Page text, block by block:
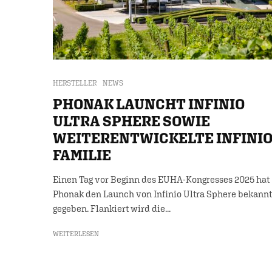
HERSTELLER NEWS
PHONAK LAUNCHT INFINIO
ULTRA SPHERE SOWIE
WEITERENTWICKELTE
FAMILIE
Einen Tag vor Beginn des EUHA-Kongresses 2025 hat
Phonak den Launch von Infinio Ultra Sphere bekannt
gegeben. Flankiert wird die...
WEITERLESEN